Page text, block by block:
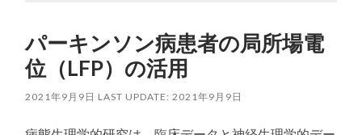
パーキンソン病患者の局所場電
位（LFP）の活用
2021年9月9日 LAST UPDATE: 2021年9月9日